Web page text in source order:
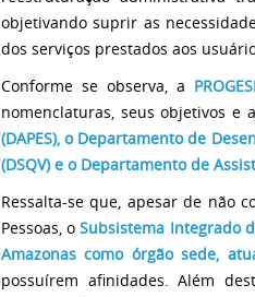
objetivando suprir as
dos serviços prestados aos
Conforme se observa, a
nomenclaturas, seus objetivos e
(DAPES), o Departamento de
(DSQV) e o Departamento de
Ressalta-se que, apesar de não
Pessoas, o Subsistema Integrado
Amazonas como órgão sede,
possuírem afinidades. Além